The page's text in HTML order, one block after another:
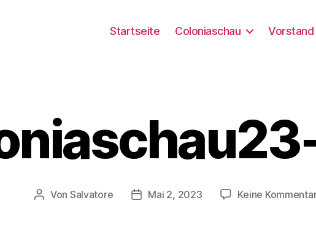
Startseite Coloniaschau Vorstand
Beitragsautor
Von Salvatore Beitragsdatum
Mai 2, 2023 Keine